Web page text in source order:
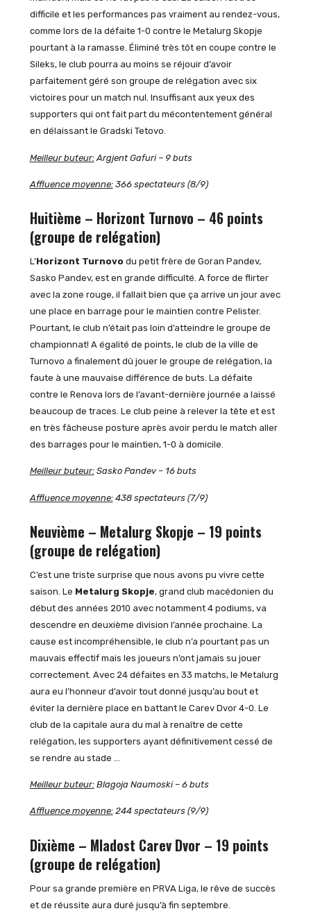
difficile et les performances pas vraiment au rendez-vous,
comme lors de la défaite 1-0 contre le Metalurg Skopje
pourtant à la ramasse. Éliminé très tôt en coupe contre le
Sileks, le club pourra au moins se réjouir d’avoir
parfaitement géré son groupe de relégation avec six
victoires pour un match nul. Insuffisant aux yeux des
supporters qui ont fait part du mécontentement général
en délaissant le Gradski Tetovo.
Meilleur buteur:Argjent Gafuri – 9 buts
Affluence moyenne:366 spectateurs (8/9)
Huitième – Horizont Turnovo – 46 points
(groupe de relégation)
L’Horizont Turnovo du petit frère de Goran Pandev,
Sasko Pandev, est en grande difficulté. A force de flirter
avec la zone rouge, il fallait bien que ça arrive un jour avec
une place en barrage pour le maintien contre Pelister.
Pourtant, le club n’était pas loin d’atteindre le groupe de
championnat! A égalité de points, le club de la ville de
Turnovo a finalement dû jouer le groupe de relégation, la
faute à une mauvaise différence de buts. La défaite
contre le Renova lors de l’avant-dernière journée a laissé
beaucoup de traces. Le club peine à relever la tête et est
en très fâcheuse posture après avoir perdu le match aller
des barrages pour le maintien, 1-0 à domicile.
Meilleur buteur:Sasko Pandev – 16 buts
Affluence moyenne:438 spectateurs (7/9)
Neuvième – Metalurg Skopje – 19 points
(groupe de relégation)
C’est une triste surprise que nous avons pu vivre cette
saison. Le Metalurg Skopje, grand club macédonien du
début des années 2010 avec notamment 4 podiums, va
descendre en deuxième division l’année prochaine. La
cause est incompréhensible, le club n’a pourtant pas un
mauvais effectif mais les joueurs n’ont jamais su jouer
correctement. Avec 24 défaites en 33 matchs, le Metalurg
aura eu l’honneur d’avoir tout donné jusqu’au bout et
éviter la dernière place en battant le Carev Dvor 4-0. Le
club de la capitale aura du mal à renaître de cette
relégation, les supporters ayant définitivement cessé de
se rendre au stade …
Meilleur buteur:Blagoja Naumoski – 6 buts
Affluence moyenne:244 spectateurs (9/9)
Dixième – Mladost Carev Dvor – 19 points
(groupe de relégation)
Pour sa grande première en PRVA Liga, le rêve de succès
et de réussite aura duré jusqu’à fin septembre.